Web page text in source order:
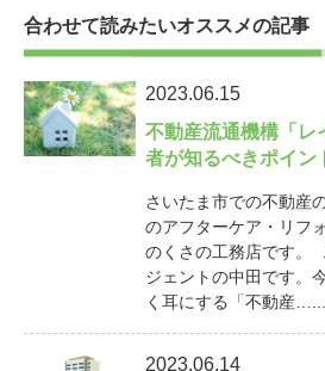
合わせて読みたいオススメの記事
2023.06.15
不動産流通機構「レ
者が知るべきポイン
さいたま市での不動産
のアフターケア・リフ
のくさの工務店です。
ジェントの中田です。
く耳にする「不動産…...
2023.06.14